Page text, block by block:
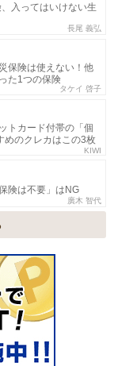
入ってはいけない生
長尾 義弘
保険は使えない！他
た1つの保険
タケイ 啓子
トカード付帯の「個
めのクレカはこの3枚
KIWI
険は不要」はNG
廣木 智代